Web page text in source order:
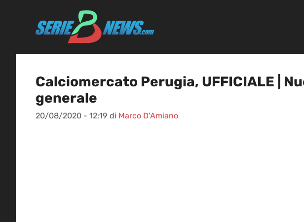
Calciomercato Perugia, UFFICIALE |
generale
20/08/2020 - 12:19 di Marco D'Amiano